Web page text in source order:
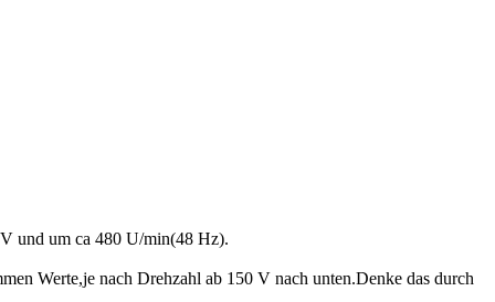
und um ca 480 U/min(48 Hz).
Werte,je nach Drehzahl ab 150 V nach unten.Denke das durch